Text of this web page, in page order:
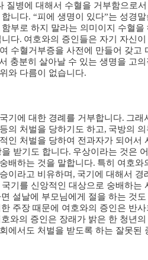
질병에 대해서 수혈을 거부함으로
합니다. “피에 생명이 있다”는 성경말
부로 하지 말라는 의미이지 수혈을
니다. 여호와의 증인들은 자기 자신이
수혈거부증을 사전에 만들어 갖고
충분히 살아날 수 있는 생명을 고의
와 다름이 없습니다.
기에 대한 경례를 거부합니다. 그래
의 처벌을 당하기도 하고, 국방의 의
인 처벌을 당하여 전과자가 되어서
받기도 합니다. 우상이라는 것은
배하는 것을 말합니다. 특히 여호와
이라고 비유하며 , 국기에 대해서 경
기를 신앙적인 대상으로 숭배하는
설날에 부모님에게 절을 하는 것도
주장 때문에 여호와의 증인은 반사
호와의 증인은 장래가 밝은 한 청년의
에서도 처벌을 받도록 하는 잘못된